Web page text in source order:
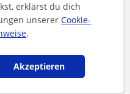
erklärst du dich
unsererCookie-
.
Akzeptieren